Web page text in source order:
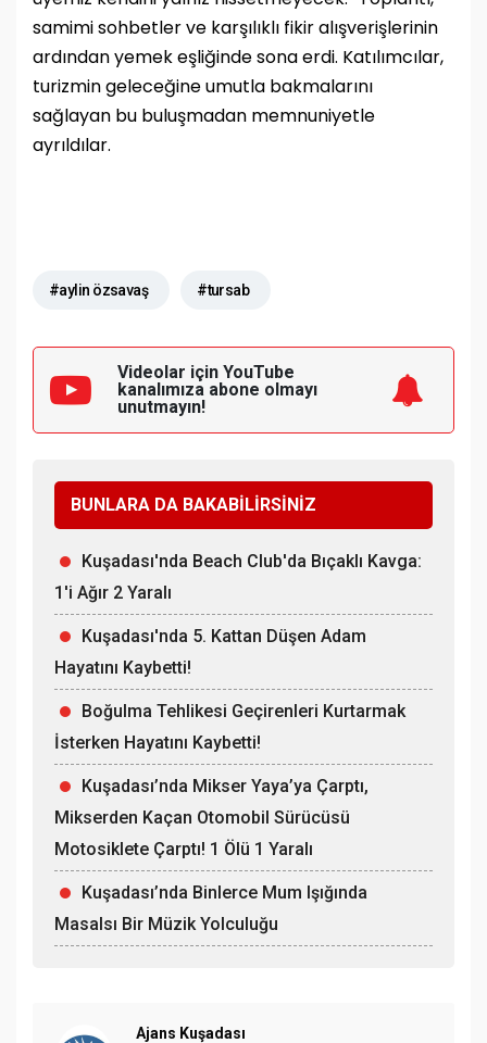
samimi sohbetler ve karşılıklı fikir alışverişlerinin
ardından yemek eşliğinde sona erdi. Katılımcılar,
turizmin geleceğine umutla bakmalarını
sağlayan bu buluşmadan memnuniyetle
ayrıldılar.
#aylin özsavaş #tursab
Videolar için YouTube
kanalımıza abone olmayı
unutmayın!
BUNLARA DA BAKABİLİRSİNİZ
Kuşadası'nda Beach Club'da Bıçaklı Kavga:
1'i Ağır 2 Yaralı
Kuşadası'nda 5. Kattan Düşen Adam
Hayatını Kaybetti!
Boğulma Tehlikesi Geçirenleri Kurtarmak
İsterken Hayatını Kaybetti!
Kuşadası’nda Mikser Yaya’ya Çarptı,
Mikserden Kaçan Otomobil Sürücüsü
Motosiklete Çarptı! 1 Ölü 1 Yaralı
Kuşadası’nda Binlerce Mum Işığında
Masalsı Bir Müzik Yolculuğu
Ajans Kuşadası